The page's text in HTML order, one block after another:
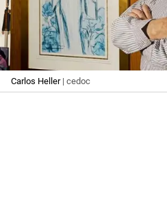
Carlos Heller| cedoc